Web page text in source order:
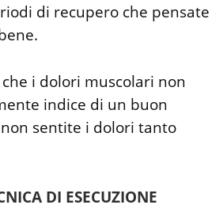
di recupero che pensate
i dolori muscolari non
indice di un buon
sentite i dolori tanto
DI ESECUZIONE